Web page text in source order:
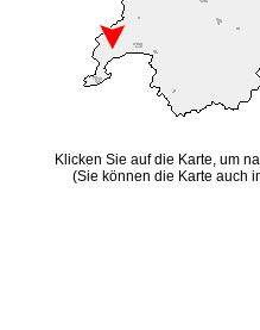
Klicken Sie auf die Karte, um
(Sie können die Karte auch